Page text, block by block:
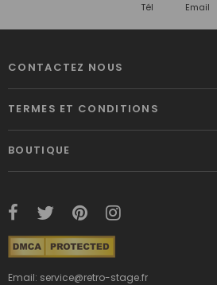
Tél Email
CONTACTEZ NOUS
TERMES ET CONDITIONS
BOUTIQUE
Email: service@retro-stage.fr